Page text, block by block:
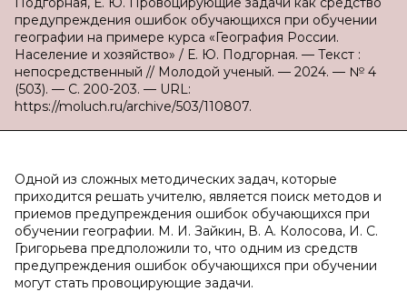
предупреждения ошибок обучающихся при обучении
географии на примере курса «География России.
Население и хозяйство» / Е. Ю. Подгорная. — Текст :
непосредственный // Молодой ученый. — 2024. — № 4
(503). — С. 200-203. — URL:
https://moluch.ru/archive/503/110807.
Одной из сложных методических задач, которые
приходится решать учителю, является поиск методов и
приемов предупреждения ошибок обучающихся при
обучении географии. М. И. Зайкин, В. А. Колосова, И. С.
Григорьева предположили то, что одним из средств
предупреждения ошибок обучающихся при обучении
могут стать провоцирующие задачи.